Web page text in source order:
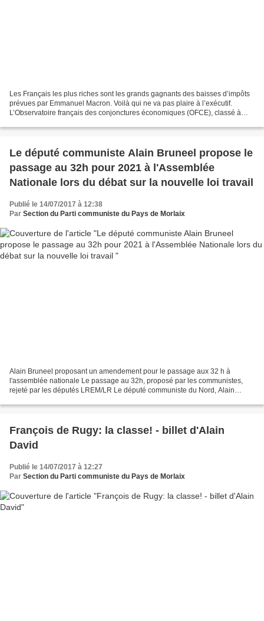
Les Français les plus riches sont les grands gagnants des baisses d’impôts
prévues par Emmanuel Macron. Voilà qui ne va pas plaire à l’exécutif.
L’Observatoire français des conjonctures économiques (OFCE), classé à
Le député communiste Alain Bruneel propose le
passage au 32h pour 2021 à l'Assemblée
Nationale lors du débat sur la nouvelle loi travail
Publié le 14/07/2017 à 12:38
Par Section du Parti communiste du Pays de Morlaix
Alain Bruneel proposant un amendement pour le passage aux 32 h à
l'assemblée nationale Le passage au 32h, proposé par les communistes,
rejeté par les députés LREM/LR Le député communiste du Nord, Alain
François de Rugy: la classe! - billet d'Alain
David
Publié le 14/07/2017 à 12:27
Par Section du Parti communiste du Pays de Morlaix